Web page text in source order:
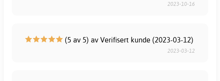
2023-10-16
(5 av 5) av Verifisert kunde (2023-03-12)
2023-03-12